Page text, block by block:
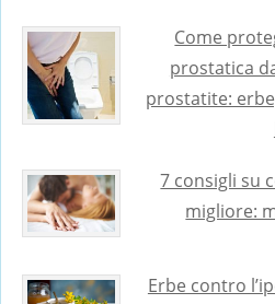
Come
prostatica
prostatite:
7 consigli su
migliore:
Erbe contro